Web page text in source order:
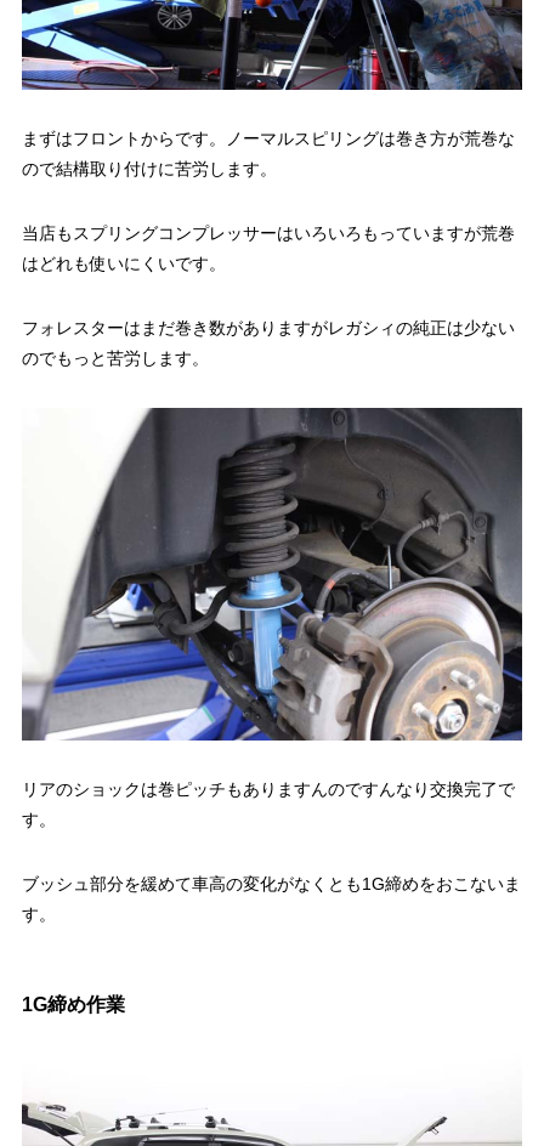
まずはフロントからです。ノーマルスピリングは巻き方が荒巻な
ので結構取り付けに苦労します。
当店もスプリングコンプレッサーはいろいろもっていますが荒巻
はどれも使いにくいです。
フォレスターはまだ巻き数がありますがレガシィの純正は少ない
のでもっと苦労します。
リアのショックは巻ピッチもありますんのですんなり交換完了で
す。
ブッシュ部分を緩めて車高の変化がなくとも1G締めをおこないま
す。
1G締め作業